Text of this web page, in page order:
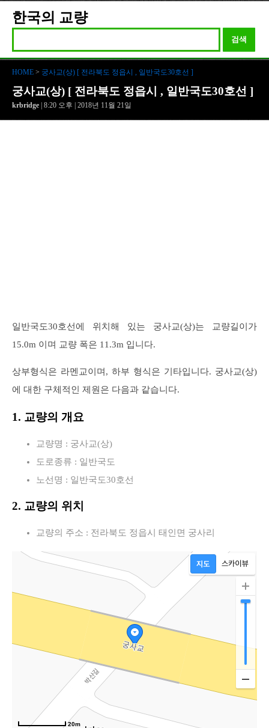
한국의 교량
검색
HOME > 궁사교(상) [ 전라북도 정읍시 , 일반국도30호선 ]
궁사교(상) [ 전라북도 정읍시 , 일반국도30호선 ]
krbridge | 8:20 오후 | 2018년 11월 21일
일반국도30호선에 위치해 있는 궁사교(상)는 교량길이가
15.0m 이며 교량 폭은 11.3m 입니다.
상부형식은 라멘교이며, 하부 형식은 기타입니다. 궁사교(상)
에 대한 구체적인 제원은 다음과 같습니다.
1. 교량의 개요
교량명 : 궁사교(상)
도로종류 : 일반국도
노선명 : 일반국도30호선
2. 교량의 위치
교량의 주소 : 전라북도 정읍시 태인면 궁사리
20m